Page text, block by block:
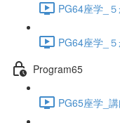
PG64座学_
PG64座学_
Program65
PG65座学_